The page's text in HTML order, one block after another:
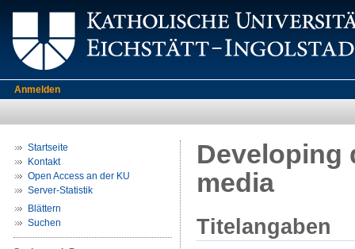
Anmelden
Startseite
Kontakt
Open Access an der KU
Server-Statistik
Blättern
Suchen
Developing
media
Titelangaben